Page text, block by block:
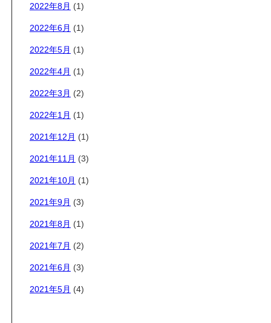
2022年8月 (1)
2022年6月 (1)
2022年5月 (1)
2022年4月 (1)
2022年3月 (2)
2022年1月 (1)
2021年12月 (1)
2021年11月 (3)
2021年10月 (1)
2021年9月 (3)
2021年8月 (1)
2021年7月 (2)
2021年6月 (3)
2021年5月 (4)